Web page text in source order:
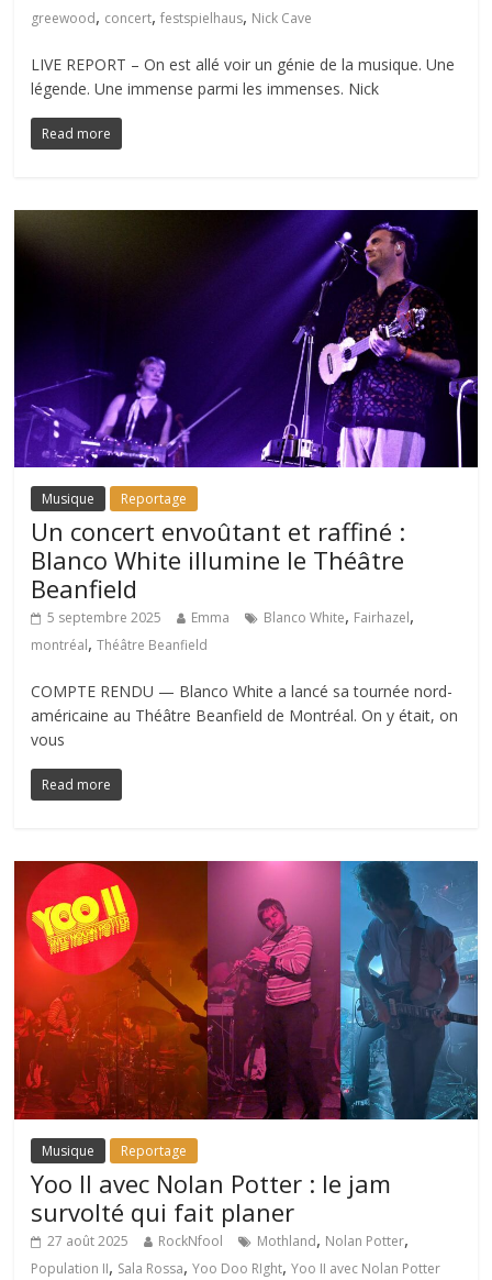
greewood, concert,festspielhaus, Nick Cave
LIVE REPORT – On est allé voir un génie de la musique. Une
légende. Une immense parmi les immenses. Nick
Read more
Musique Reportage
Un concert envoûtant et raffiné :
Blanco White illumine le Théâtre
Beanfield
5 septembre 2025 Emma Blanco White, Fairhazel,
montréal,Théâtre Beanfield
COMPTE RENDU — Blanco White a lancé sa tournée nord-
américaine au Théâtre Beanfield de Montréal. On y était, on
vous
Read more
Musique Reportage
Yoo II avec Nolan Potter : le jam
survolté qui fait planer
27 août 2025 RockNfool Mothland, Nolan Potter,
Population II, Sala Rossa,Yoo Doo RIght,Yoo II avec Nolan Potter